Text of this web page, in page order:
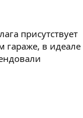
присутствует
гараже, в идеале